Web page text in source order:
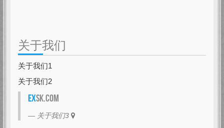
关于我们
关于我们1
关于我们2
EXSK.com
关于我们3